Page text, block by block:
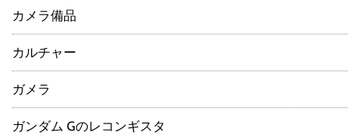
カメラ備品
カルチャー
ガメラ
ガンダム Gのレコンギスタ